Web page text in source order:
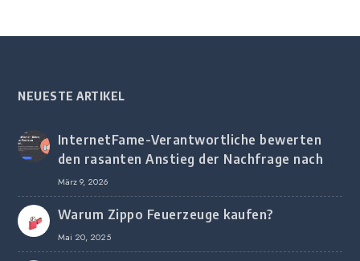
NEUESTE ARTIKEL
InternetFame-Verantwortliche bewerten
den rasanten Anstieg der Nachfrage nach
digitalem Marketing bei deutschen
Unternehmen
März 9, 2026
Warum Zippo Feuerzeuge kaufen?
Mai 20, 2025